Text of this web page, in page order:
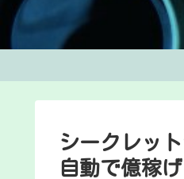
シークレッ
自動で億稼